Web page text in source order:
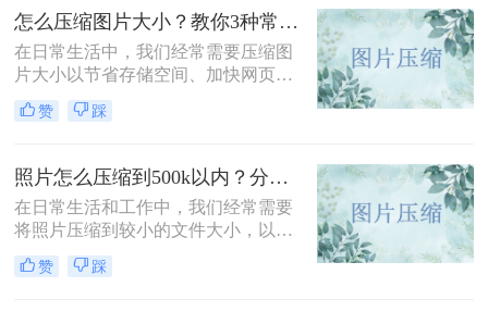
方法。
怎么压缩图片大小？教你3种常用压缩方法！
在日常生活中，我们经常需要压缩图
片大小以节省存储空间、加快网页加
载速度或方便文件传输。那么怎么压
缩图片大小呢？本文将介绍三种压缩
片压缩。
赞 踩
照片怎么压缩到500k以内？分享三种实用方法！
在日常生活和工作中，我们经常需要
将照片压缩到较小的文件大小，以满
足上传、发送或存储的需求。那么照
片怎么压缩到500k以内呢？本文将介
赞 踩